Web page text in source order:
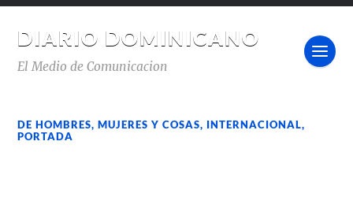
DIARIO DOMINICANO
El Medio de Comunicacion
DE HOMBRES, MUJERES Y COSAS, INTERNACIONAL,
PORTADA